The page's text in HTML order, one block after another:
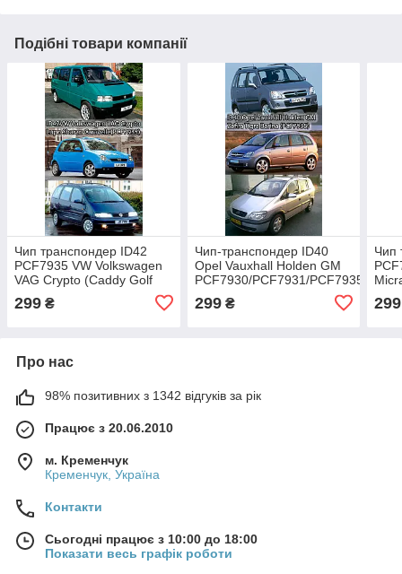
Подібні товари компанії
Чип транспондер ID42
PCF7935 VW Volkswagen
VAG Crypto (Caddy Golf
Cabrio Lupo Polo Sharan
Transponter Caravell
299 ₴
Чип-транспондер ID40
Opel Vauxhall Holden GM
PCF7930/PCF7931/PCF7935
Speedster Agila Vec
299₴
Чип
299
Про нас
98% позитивних з 1342 відгуків за рік
Працює з 20.06.2010
м. Кременчук
Кременчук, Україна
Контакти
Сьогодні працює з 10:00 до 18:00
Показати весь графік роботи